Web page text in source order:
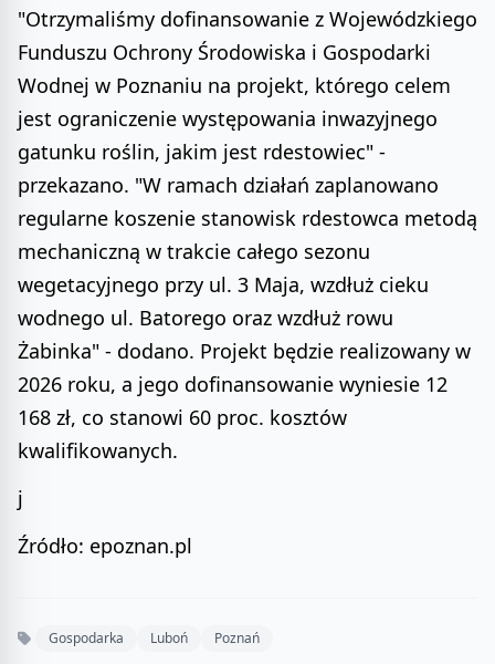
"Otrzymaliśmy dofinansowanie z Wojewódzkiego
Funduszu Ochrony Środowiska i Gospodarki
Wodnej w Poznaniu na projekt, którego celem
jest ograniczenie występowania inwazyjnego
gatunku roślin, jakim jest rdestowiec" -
przekazano. "W ramach działań zaplanowano
regularne koszenie stanowisk rdestowca metodą
mechaniczną w trakcie całego sezonu
wegetacyjnego przy ul. 3 Maja, wzdłuż cieku
wodnego ul. Batorego oraz wzdłuż rowu
Żabinka" - dodano. Projekt będzie realizowany w
2026 roku, a jego dofinansowanie wyniesie 12
168 zł, co stanowi 60 proc. kosztów
kwalifikowanych.
j
Źródło: epoznan.pl
Gospodarka Luboń Poznań